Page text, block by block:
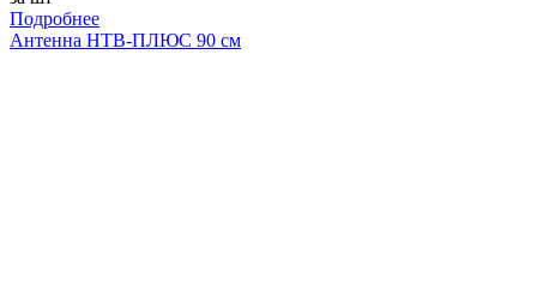
Подробнее
Антенна НТВ-ПЛЮС 90 см